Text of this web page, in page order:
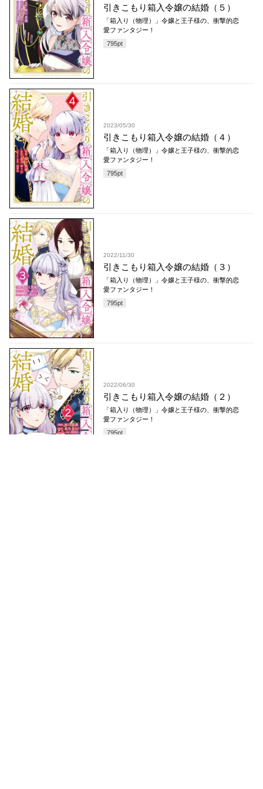
引きこもり箱入令嬢の結婚（５）
「箱入り（物理）」令嬢と王子様の、衝撃的恋
愛ファンタジー！
795pt
2023/05/30
引きこもり箱入令嬢の結婚（４）
「箱入り（物理）」令嬢と王子様の、衝撃的恋
愛ファンタジー！
795pt
2022/11/30
引きこもり箱入令嬢の結婚（３）
「箱入り（物理）」令嬢と王子様の、衝撃的恋
愛ファンタジー！
795pt
2022/06/30
引きこもり箱入令嬢の結婚（２）
「箱入り（物理）」令嬢と王子様の、衝撃的恋
愛ファンタジー！
795pt